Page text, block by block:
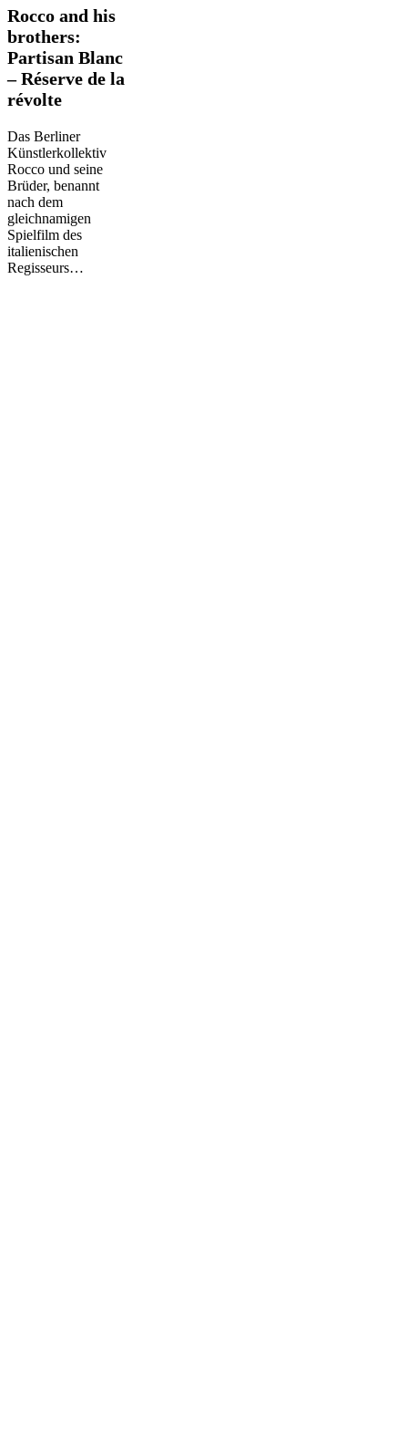
Rocco
and
his
brothers:
Partisan
Blanc
–
de
la
révolte
Rocco and his
brothers:
Partisan Blanc
– Réserve de la
révolte
Das Berliner
Künstlerkollektiv
Rocco und seine
Brüder, benannt
nach dem
gleichnamigen
Spielfilm des
italienischen
Regisseurs…